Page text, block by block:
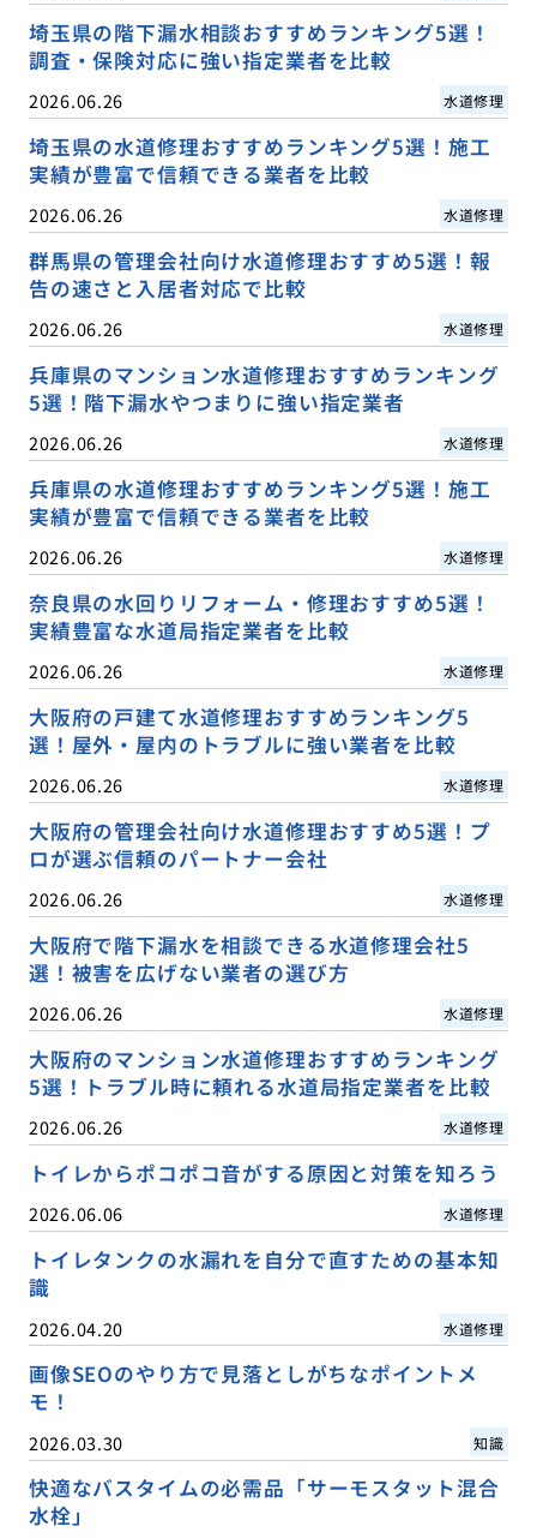
埼玉県の階下漏水相談おすすめランキング5選！
調査・保険対応に強い指定業者を比較
2026.06.26 水道修理
埼玉県の水道修理おすすめランキング5選！施工
実績が豊富で信頼できる業者を比較
2026.06.26 水道修理
群馬県の管理会社向け水道修理おすすめ5選！報
告の速さと入居者対応で比較
2026.06.26 水道修理
兵庫県のマンション水道修理おすすめランキング
5選！階下漏水やつまりに強い指定業者
2026.06.26 水道修理
兵庫県の水道修理おすすめランキング5選！施工
実績が豊富で信頼できる業者を比較
2026.06.26 水道修理
奈良県の水回りリフォーム・修理おすすめ5選！
実績豊富な水道局指定業者を比較
2026.06.26 水道修理
大阪府の戸建て水道修理おすすめランキング5
選！屋外・屋内のトラブルに強い業者を比較
2026.06.26 水道修理
大阪府の管理会社向け水道修理おすすめ5選！プ
ロが選ぶ信頼のパートナー会社
2026.06.26 水道修理
大阪府で階下漏水を相談できる水道修理会社5
選！被害を広げない業者の選び方
2026.06.26 水道修理
大阪府のマンション水道修理おすすめランキング
5選！トラブル時に頼れる水道局指定業者を比較
2026.06.26 水道修理
トイレからポコポコ音がする原因と対策を知ろう
2026.06.06 水道修理
トイレタンクの水漏れを自分で直すための基本知
識
2026.04.20 水道修理
画像SEOのやり方で見落としがちなポイントメ
モ！
2026.03.30 知識
快適なバスタイムの必需品「サーモスタット混合
水栓」